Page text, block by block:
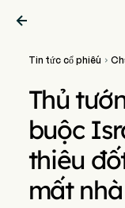

Tin tức cổ phiếu 
Thủ
buộc
thiêu
mất